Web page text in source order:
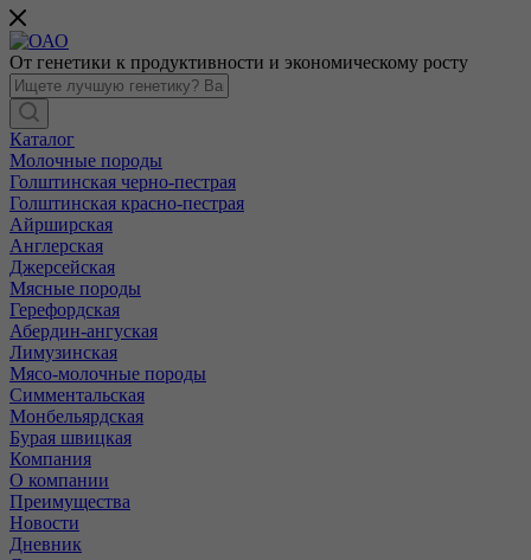
От генетики к продуктивности и экономическому росту
Каталог
Молочные породы
Голштинская черно-пестрая
Голштинская красно-пестрая
Айрширская
Англерская
Джерсейская
Мясные породы
Герефордская
Абердин-ангуская
Лимузинская
Мясо-молочные породы
Симментальская
Монбельярдская
Бурая швицкая
Компания
О компании
Преимущества
Новости
Дневник